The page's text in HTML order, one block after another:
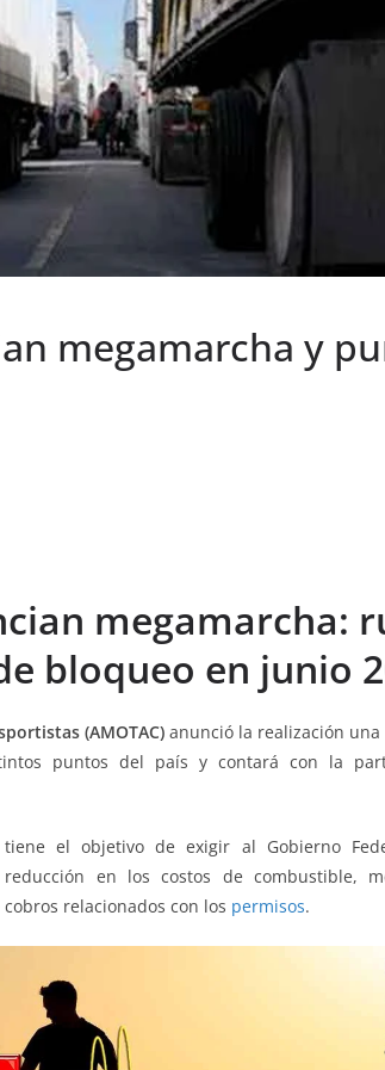
megamarcha y
megamarcha:
bloqueo en junio
(AMOTAC)anunció la realización una
puntos del país y contará con la
el objetivo de exigir al Gobierno
en los costos de combustible,
relacionados con los permisos.